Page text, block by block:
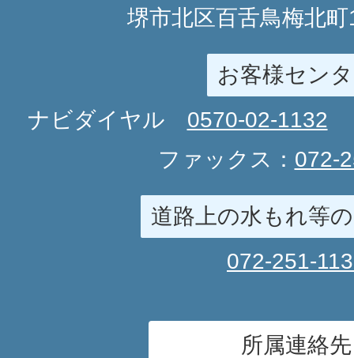
堺市北区百舌鳥梅北
お客様セン
ナビダイヤル 0570-02-1132
ファックス： 072-
道路上の水もれ等
072-251-
所属連絡先